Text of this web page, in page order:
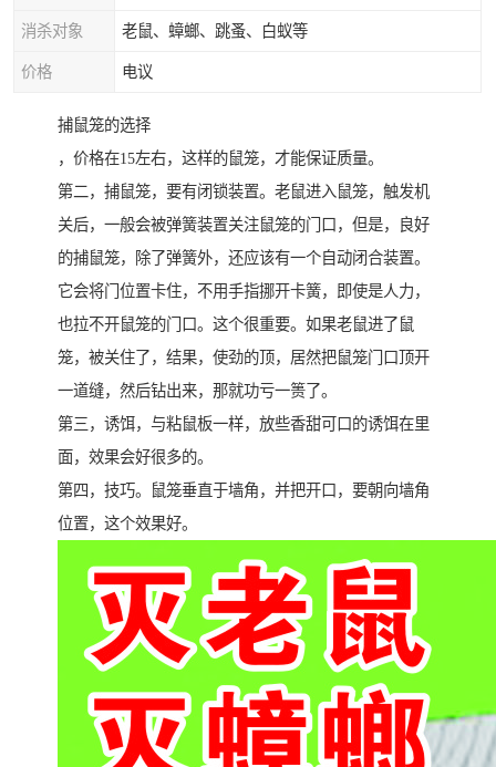
消杀对象 老鼠、蟑螂、跳蚤、白蚁等
价格 电议
捕鼠笼的选择
，价格在15左右，这样的鼠笼，才能保证质量。
第二，捕鼠笼，要有闭锁装置。老鼠进入鼠笼，触发机
关后，一般会被弹簧装置关注鼠笼的门口，但是，良好
的捕鼠笼，除了弹簧外，还应该有一个自动闭合装置。
它会将门位置卡住，不用手指挪开卡簧，即使是人力，
也拉不开鼠笼的门口。这个很重要。如果老鼠进了鼠
笼，被关住了，结果，使劲的顶，居然把鼠笼门口顶开
一道缝，然后钻出来，那就功亏一篑了。
第三，诱饵，与粘鼠板一样，放些香甜可口的诱饵在里
面，效果会好很多的。
第四，技巧。鼠笼垂直于墙角，并把开口，要朝向墙角
位置，这个效果好。